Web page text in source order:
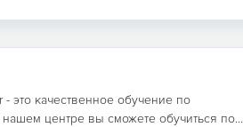
это качественное обучение по
центре вы сможете обучиться по...